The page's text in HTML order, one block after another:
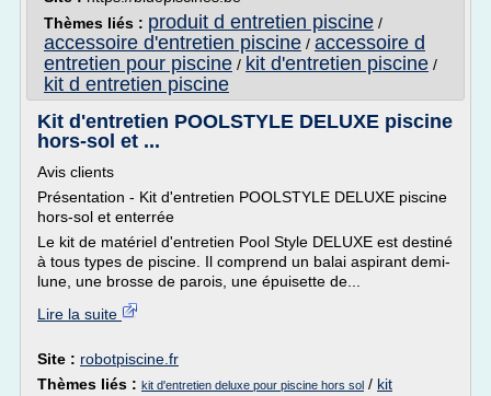
Thèmes liés : produit d entretien piscine /
accessoire d'entretien piscine / accessoire d
entretien pour piscine / kit d'entretien piscine /
kit d entretien piscine
Kit d'entretien POOLSTYLE DELUXE piscine
hors-sol et ...
Avis clients
Présentation - Kit d'entretien POOLSTYLE DELUXE piscine
hors-sol et enterrée
Le kit de matériel d'entretien Pool Style DELUXE est destiné
à tous types de piscine. Il comprend un balai aspirant demi-
lune, une brosse de parois, une épuisette de...
Lire la suite
Site : robotpiscine.fr
Thèmes liés : kit d'entretien deluxe pour piscine hors sol / kit